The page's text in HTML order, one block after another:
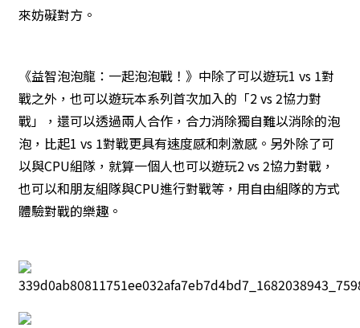
來妨礙對方。
《益智泡泡龍：一起泡泡戰！》中除了可以遊玩1 vs 1對
戰之外，也可以遊玩本系列首次加入的「2 vs 2協力對
戰」，還可以透過兩人合作，合力消除獨自難以消除的泡
泡，比起1 vs 1對戰更具有速度感和刺激感。另外除了可
以與CPU組隊，就算一個人也可以遊玩2 vs 2協力對戰，
也可以和朋友組隊與CPU進行對戰等，用自由組隊的方式
體驗對戰的樂趣。